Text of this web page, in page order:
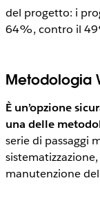
del progetto: i
64%, contro il
Metodologia
È un’opzione
una delle
serie di passaggi
manutenzione